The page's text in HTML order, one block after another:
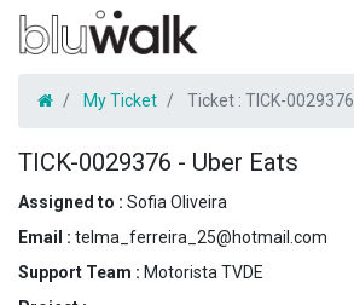
My Ticket Ticket : TICK-0029376
TICK-0029376 - Uber Eats
Assigned to : Sofia Oliveira
Email : telma_ferreira_25@hotmail.com
Support Team : Motorista TVDE